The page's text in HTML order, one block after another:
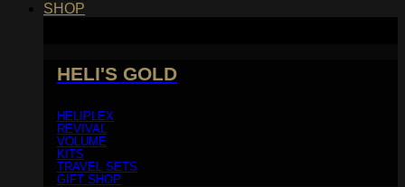
SHOP
HELI'S GOLD
HELIPLEX
REVIVAL
VOLUME
KITS
TRAVEL SETS
GIFT SHOP